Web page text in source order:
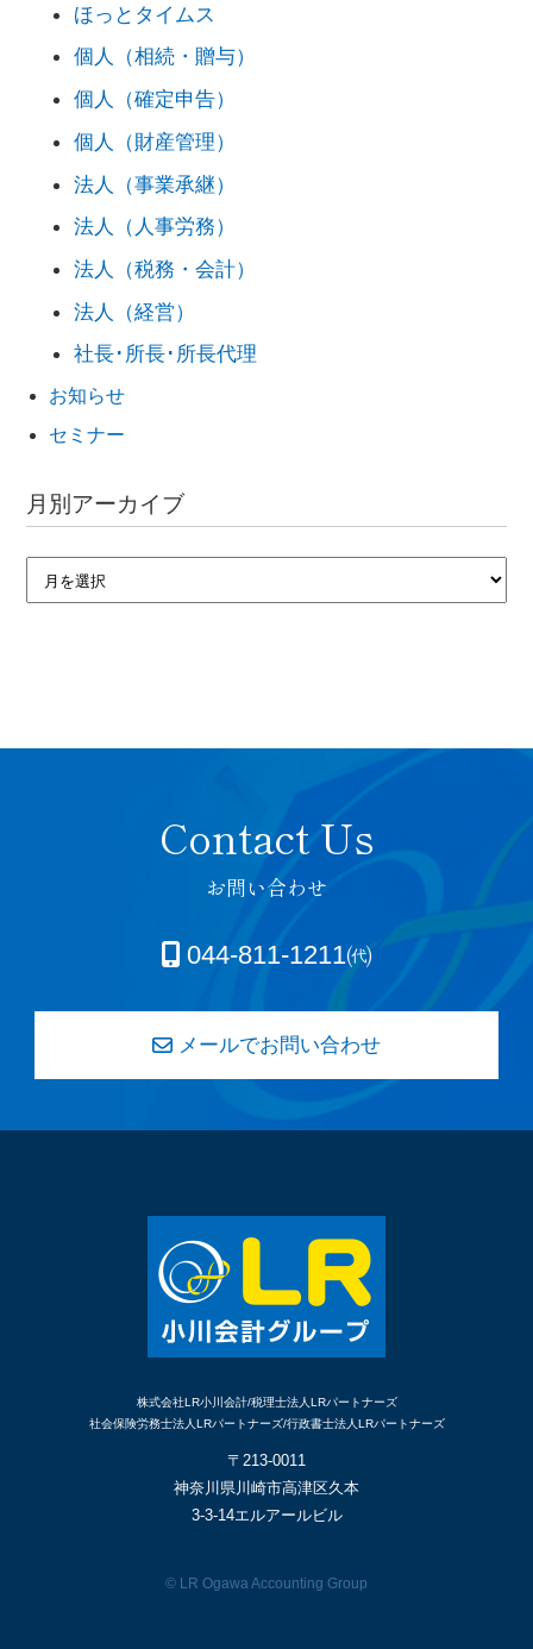
ほっとタイムス
個人（相続・贈与）
個人（確定申告）
個人（財産管理）
法人（事業承継）
法人（人事労務）
法人（税務・会計）
法人（経営）
社長･所長･所長代理
お知らせ
セミナー
月別アーカイブ
お問い合わせ
044-811-1211㈹
メールでお問い合わせ
株式会社LR小川会計/税理士法人LRパートナーズ
社会保険労務士法人LRパートナーズ/行政書士法人LRパートナーズ
〒213-0011
神奈川県川崎市高津区久本
3-3-14エルアールビル
© LR Ogawa Accounting Group